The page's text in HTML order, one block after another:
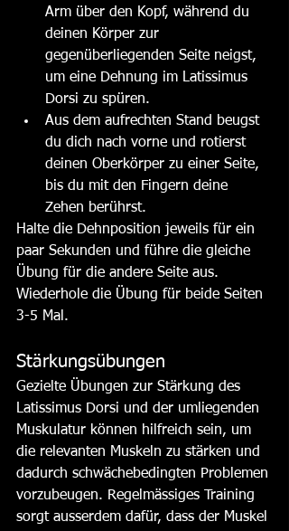
Arm über den Kopf, während du
deinen Körper zur
gegenüberliegenden Seite neigst,
um eine Dehnung im Latissimus
Dorsi zu spüren.
Aus dem aufrechten Stand beugst
du dich nach vorne und rotierst
deinen Oberkörper zu einer Seite,
bis du mit den Fingern deine
Zehen berührst.
Halte die Dehnposition jeweils für ein
paar Sekunden und führe die gleiche
Übung für die andere Seite aus.
Wiederhole die Übung für beide Seiten
3-5 Mal.
Stärkungsübungen
Gezielte Übungen zur Stärkung des
Latissimus Dorsi und der umliegenden
Muskulatur können hilfreich sein, um
die relevanten Muskeln zu stärken und
dadurch schwächebedingten Problemen
vorzubeugen. Regelmässiges Training
sorgt ausserdem dafür, dass der Muskel